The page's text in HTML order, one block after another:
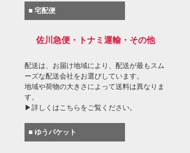
■ 宅配便
佐川急便・トナミ運輸・その他
配送は、お届け地域により、配送が最もスム
ーズな配送会社をお選びしています。
地域や荷物の大きさによって送料は異なりま
す。
▶詳しくはこちらをご覧ください。
■ ゆうパケット